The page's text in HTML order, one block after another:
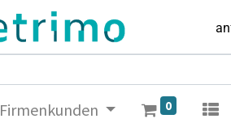
Firmenkunden 0